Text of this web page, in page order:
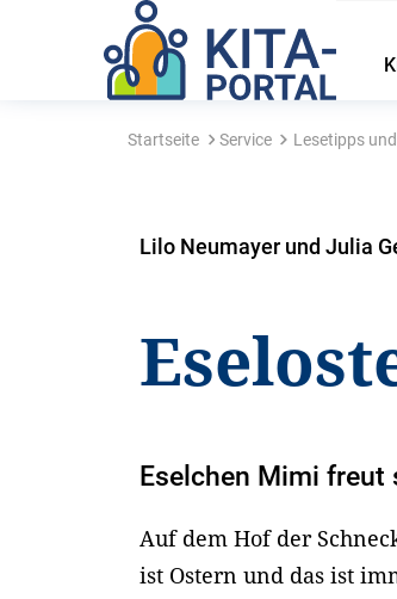
Startseite Service Lesetipps
Lilo Neumayer und Julia
Eselchen Mimi freut
Auf dem Hof der
ist Ostern und das ist